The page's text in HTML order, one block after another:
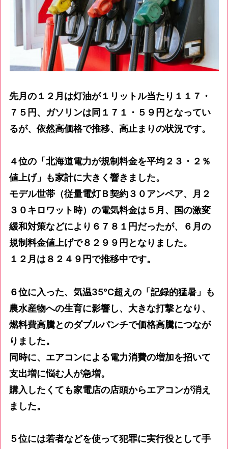
先月の１２月は灯油が１リットル当たり１１７・
７５円、ガソリンは同１７１・５９円となってい
るが、依然高価格で推移、高止まりの状況です。
４位の「北海道電力が規制料金を平均２３・２％
値上げ」も家計に大きく響きました。
モデル世帯（従量電灯Ｂ契約３０アンペア、月２
３０キロワット時）の電気料金は５月、国の激変
緩和対策などにより６７８１円だったが、６月の
規制料金値上げで８２９９円となりました。
１２月は８２４９円で推移中です。
６位に入った、気温35℃超えの「記録的猛暑」も
農水産物への生育に影響し、大きな打撃となり、
燃料費高騰とのダブルパンチで価格高騰につなが
りました。
同時に、エアコンによる電力消費の増加を招いて
支出増に悩む人が急増。
購入したくても家電店の店頭からエアコンが消え
ました。
５位には若者などを使って犯罪に実行役として手